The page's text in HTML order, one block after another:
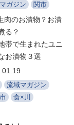
ガジン
関市
肉のお漬物？お漬
る？
帯で生まれたユニ
お漬物３選
流域マガジン
食×川